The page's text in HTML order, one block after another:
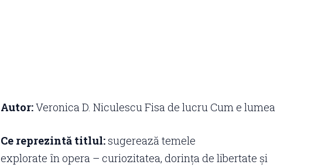
Autor:Veronica D. Niculescu Fisa de lucru Cum e lumea
Ce reprezintă titlul:sugerează temele
explorate în opera – curiozitatea, dorința de libertate și